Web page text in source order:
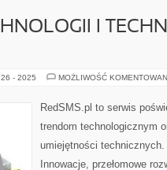
I
- 2025 MOŻLIWOŚĆ
RedSMS.pl to serwis
trendom technologicznym
umiejętności
Innowacje, przełomowe